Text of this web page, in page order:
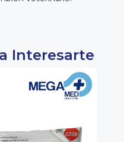
Interesarte